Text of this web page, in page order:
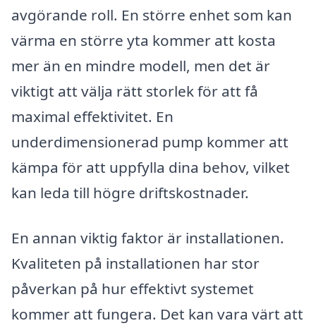
avgörande roll. En större enhet som kan
värma en större yta kommer att kosta
mer än en mindre modell, men det är
viktigt att välja rätt storlek för att få
maximal effektivitet. En
underdimensionerad pump kommer att
kämpa för att uppfylla dina behov, vilket
kan leda till högre driftskostnader.
En annan viktig faktor är installationen.
Kvaliteten på installationen har stor
påverkan på hur effektivt systemet
kommer att fungera. Det kan vara värt att